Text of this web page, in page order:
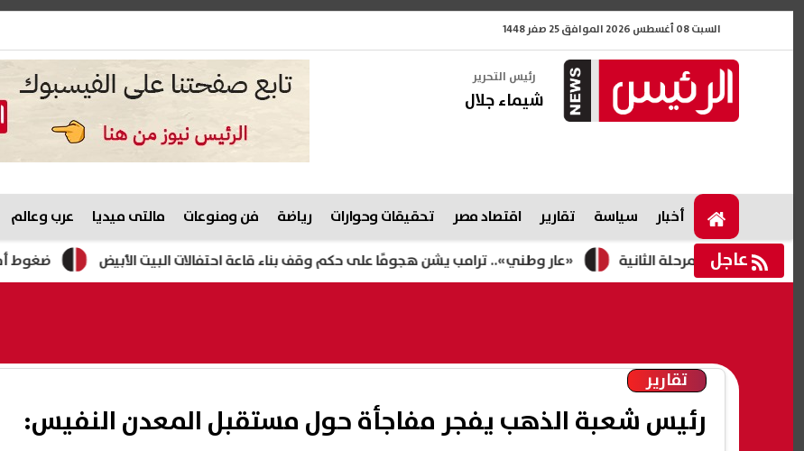
السبت 08 أغسطس 2026 الموافق 25 صفر 1448
رئيس التحرير
شيماء جلال
أخبار سياسة تقارير اقتصاد مصر تحقيقات وحوارات رياضة فن ومنوعات مالتى ميديا عرب وعالم
عاجل ضغوط أمريكية على «عار وطني».. ترامب يشن هجومًا على حكم وقف بناء قاعة احتفالات البيت الأبيض الثانية
تقارير
رئيس شعبة الذهب يفجر مفاجأة حول مستقبل المعدن النفيس: